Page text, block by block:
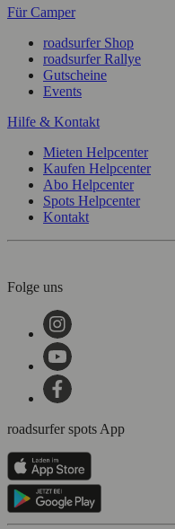
Für Camper
roadsurfer Shop
roadsurfer Rallye
Gutscheine
Events
Hilfe & Kontakt
Mieten Helpcenter
Kaufen Helpcenter
Abo Helpcenter
Spots Helpcenter
Kontakt
Folge uns
roadsurfer spots App